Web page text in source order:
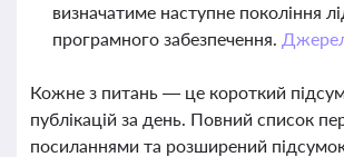
визначатиме наступне покоління
програмного забезпечення.
Кожне з питань — це короткий
публікацій за день. Повний список
посиланнями та розширений